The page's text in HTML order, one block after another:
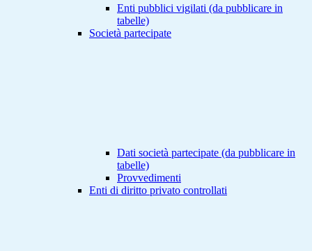
Enti pubblici vigilati (da pubblicare in
tabelle)
Società partecipate
Dati società partecipate (da pubblicare in
tabelle)
Provvedimenti
Enti di diritto privato controllati